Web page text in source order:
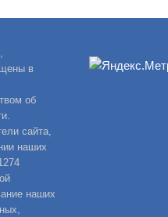
в
об
сайта,
наших
наших